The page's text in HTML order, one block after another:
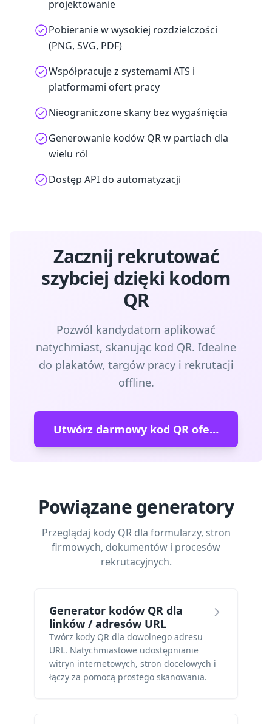
projektowanie
Pobieranie w wysokiej rozdzielczości
(PNG, SVG, PDF)
Współpracuje z systemami ATS i
platformami ofert pracy
Nieograniczone skany bez wygaśnięcia
Generowanie kodów QR w partiach dla
wielu ról
Dostęp API do automatyzacji
Zacznij rekrutować
szybciej dzięki kodom
QR
Pozwól kandydatom aplikować
natychmiast, skanując kod QR. Idealne
do plakatów, targów pracy i rekrutacji
offline.
Utwórz darmowy kod QR oferty pracy
Powiązane generatory
Przeglądaj kody QR dla formularzy, stron
firmowych, dokumentów i procesów
rekrutacyjnych.
Generator kodów QR dla
linków / adresów URL
Twórz kody QR dla dowolnego adresu
URL. Natychmiastowe udostępnianie
witryn internetowych, stron docelowych i
łączy za pomocą prostego skanowania.